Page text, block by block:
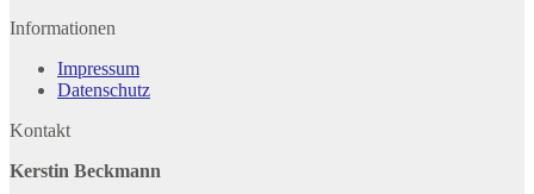
Informationen
Impressum
Datenschutz
Kontakt
Kerstin Beckmann